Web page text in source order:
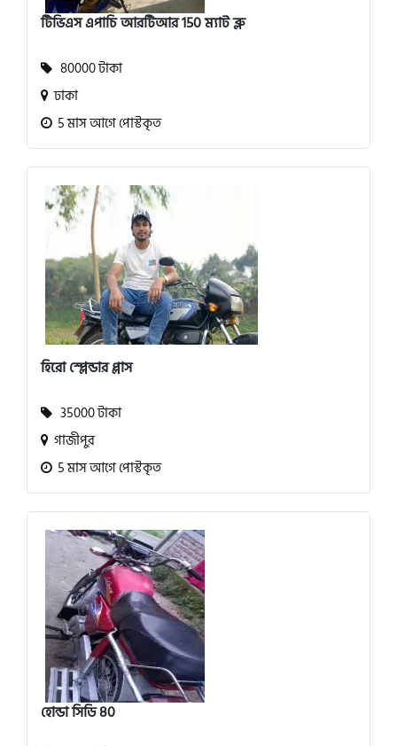
টিভিএস এপাচি আরটিআর 150 ম্যাট ব্লু
80000 টাকা
ঢাকা
5 মাস আগে পোস্টকৃত
হিরো স্প্লেন্ডার প্লাস
35000 টাকা
গাজীপুর
5 মাস আগে পোস্টকৃত
হোন্ডা সিডি 80